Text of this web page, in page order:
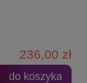
236,00 zł
do koszyka